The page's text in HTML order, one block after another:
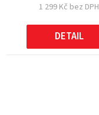
1 299 Kč bez DPH
DETAIL